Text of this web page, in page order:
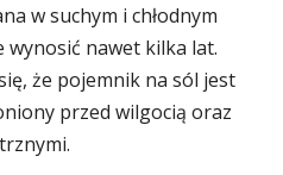
w suchym i chłodnym
wynosić nawet kilka lat.
że pojemnik na sól jest
przed wilgocią oraz